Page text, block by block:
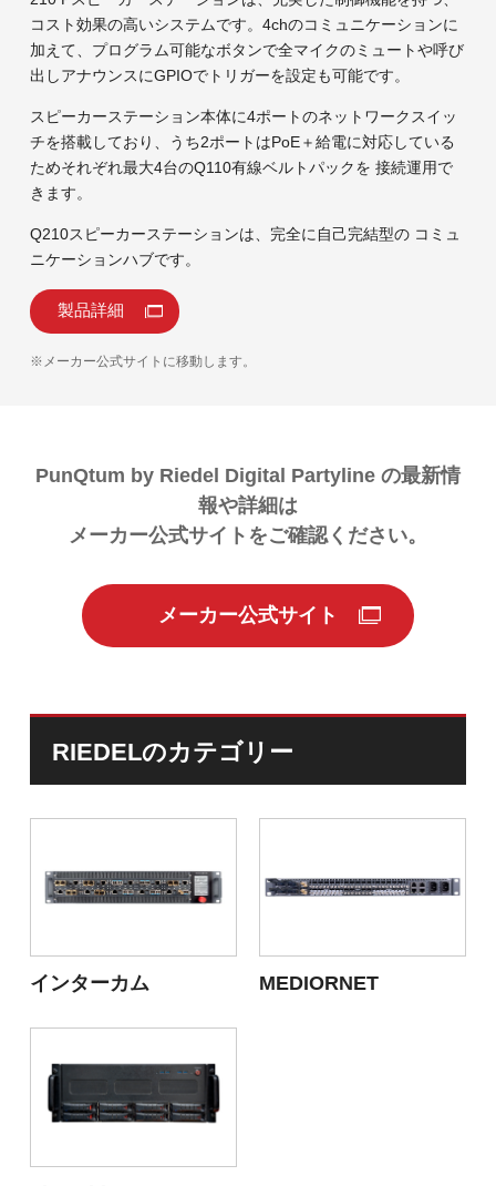
コスト効果の高いシステムです。4chのコミュニケーションに
加えて、プログラム可能なボタンで全マイクのミュートや呼び
出しアナウンスにGPIOでトリガーを設定も可能です。
スピーカーステーション本体に4ポートのネットワークスイッ
チを搭載しており、うち2ポートはPoE＋給電に対応している
ためそれぞれ最大4台のQ110有線ベルトパックを 接続運用で
きます。
Q210スピーカーステーションは、完全に自己完結型の コミュ
ニケーションハブです。
製品詳細
※メーカー公式サイトに移動します。
PunQtum by Riedel Digital Partyline の最新情
報や詳細は
メーカー公式サイトをご確認ください。
メーカー公式サイト
RIEDELのカテゴリー
インターカム MEDIORNET